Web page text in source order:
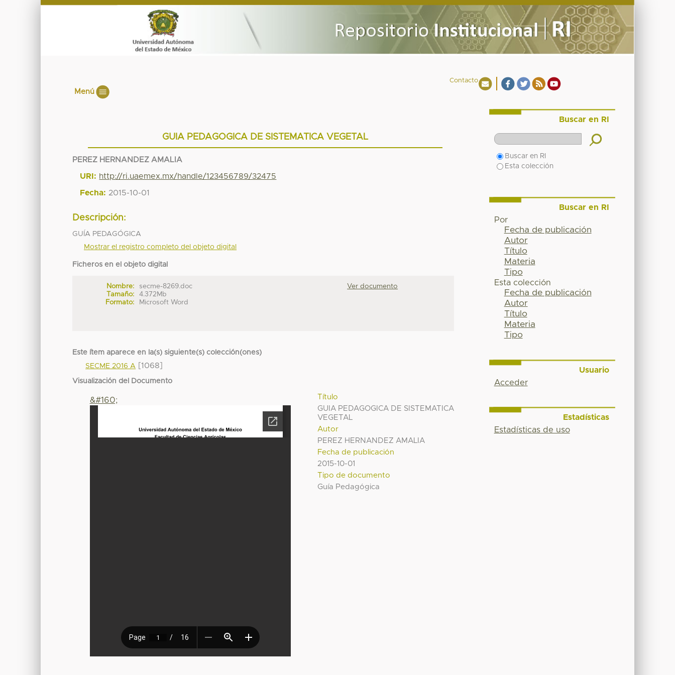
Contacto
Menú
GUIA PEDAGOGICA DE SISTEMATICA VEGETAL
PEREZ HERNANDEZ AMALIA
URI: http://ri.uaemex.mx/handle/123456789/32475
Fecha: 2015-10-01
Descripción:
GUÍA PEDAGÓGICA
Mostrar el registro completo del objeto digital
Ficheros en el objeto digital
Nombre:
secme-8269.doc
Tamaño:
4.372Mb
Formato:
Microsoft Word
Ver documento
Este ítem aparece en la(s) siguiente(s) colección(ones)
SECME 2016 A [1068]
Visualización del Documento
Título
GUIA PEDAGOGICA DE SISTEMATICA
VEGETAL
Autor
PEREZ HERNANDEZ AMALIA
Fecha de publicación
2015-10-01
Tipo de documento
Guía Pedagógica
&#160;
Buscar en RI
Buscar en RI
Esta colección
Buscar en RI
Por
Fecha de publicación
Autor
Título
Materia
Tipo
Esta colección
Fecha de publicación
Autor
Título
Materia
Tipo
Usuario
Acceder
Estadísticas
Estadísticas de uso